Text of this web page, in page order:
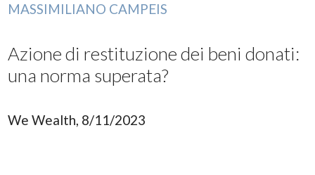
MASSIMILIANO CAMPEIS
Azione di restituzione dei beni donati:
una norma superata?
We Wealth, 8/11/2023